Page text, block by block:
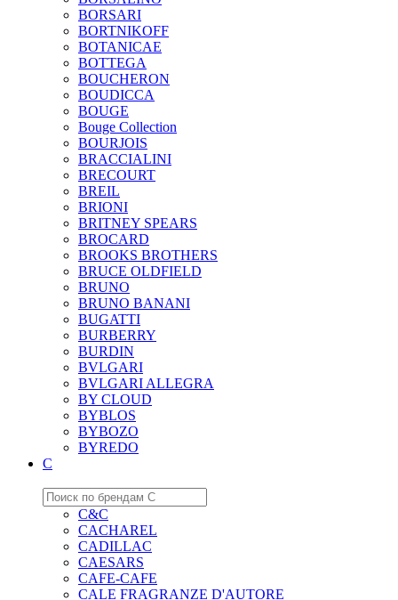
BORSARI
BORTNIKOFF
BOTANICAE
BOTTEGA
BOUCHERON
BOUDICCA
BOUGE
Bouge Collection
BOURJOIS
BRACCIALINI
BRECOURT
BREIL
BRIONI
BRITNEY SPEARS
BROCARD
BROOKS BROTHERS
BRUCE OLDFIELD
BRUNO
BRUNO BANANI
BUGATTI
BURBERRY
BURDIN
BVLGARI
BVLGARI ALLEGRA
BY CLOUD
BYBLOS
BYBOZO
BYREDO
C
C&C
CACHAREL
CADILLAC
CAESARS
CAFE-CAFE
CALE FRAGRANZE D'AUTORE